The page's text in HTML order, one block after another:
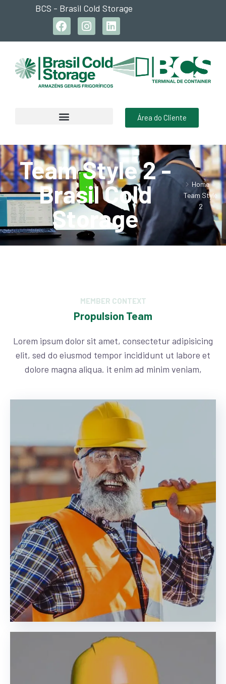
BCS - Brasil Cold Storage
Área do Cliente
Team Style 2 -
Brasil Cold
Storage
Home
Team Style
2
MEMBER CONTEXT
Propulsion Team
Lorem ipsum dolor sit amet, consectetur adipisicing
elit, sed do eiusmod tempor incididunt ut labore et
dolore magna aliqua. it enim ad minim veniam,